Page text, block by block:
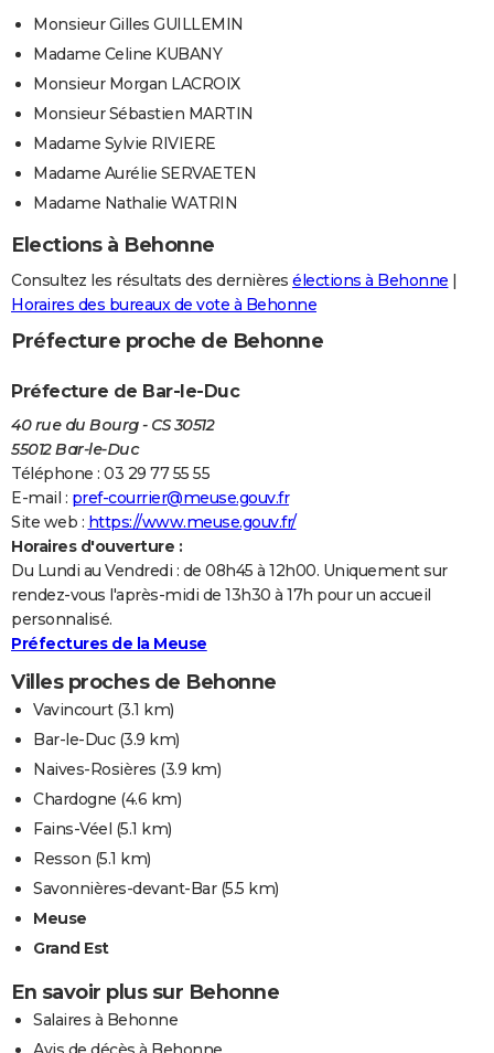
Monsieur Gilles GUILLEMIN
Madame Celine KUBANY
Monsieur Morgan LACROIX
Monsieur Sébastien MARTIN
Madame Sylvie RIVIERE
Madame Aurélie SERVAETEN
Madame Nathalie WATRIN
Elections à Behonne
Consultez les résultats des dernières élections à Behonne |
Horaires des bureaux de vote à Behonne
Préfecture proche de Behonne
Préfecture de Bar-le-Duc
40 rue du Bourg - CS 30512
55012 Bar-le-Duc
Téléphone : 03 29 77 55 55
E-mail : pref-courrier@meuse.gouv.fr
Site web : https://www.meuse.gouv.fr/
Horaires d'ouverture :
Du Lundi au Vendredi : de 08h45 à 12h00. Uniquement sur
rendez-vous l'après-midi de 13h30 à 17h pour un accueil
personnalisé.
Préfectures de la Meuse
Villes proches de Behonne
Vavincourt(3.1 km)
Bar-le-Duc(3.9 km)
Naives-Rosières (3.9 km)
Chardogne (4.6 km)
Fains-Véel (5.1 km)
Resson (5.1 km)
Savonnières-devant-Bar(5.5 km)
Meuse
Grand Est
En savoir plus sur Behonne
Salaires à Behonne